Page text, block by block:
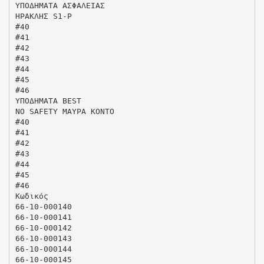
ΥΠΟΔΗΜΑΤΑ ΑΣΦΑΛΕΙΑΣ
ΗΡΑΚΛΗΣ S1-P
#40
#41
#42
#43
#44
#45
#46
ΥΠΟΔΗΜΑΤΑ BEST
NO SAFETY ΜΑΥΡΑ ΚΟΝΤΟ
#40
#41
#42
#43
#44
#45
#46
Κωδικός
66-10-000140
66-10-000141
66-10-000142
66-10-000143
66-10-000144
66-10-000145